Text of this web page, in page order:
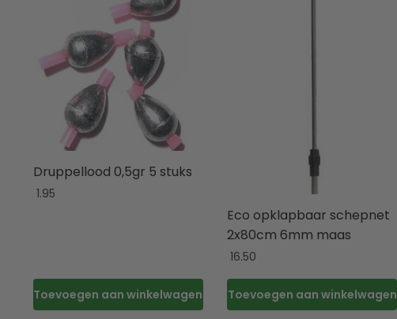
Druppellood 0,5gr 5 stuks
1.95
Toevoegen aan winkelwagen
Eco opklapbaar schepnet
2x80cm 6mm maas
16.50
Toevoegen aan winkelwagen